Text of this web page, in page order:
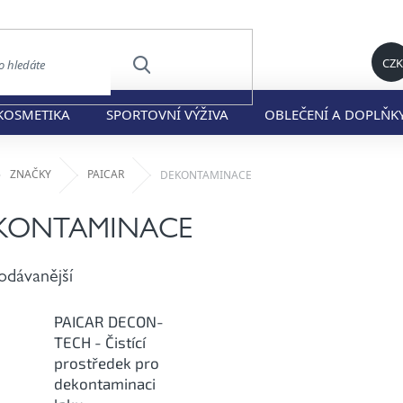
CZK
HLEDAT
SPORTOVNÍ VÝŽIVA OBLEČENÍ A
ZNAČKY PAICAR DEKONTAMINACE
PAICAR DECON-
TECH - Čistící
prostředek pro
dekontaminaci